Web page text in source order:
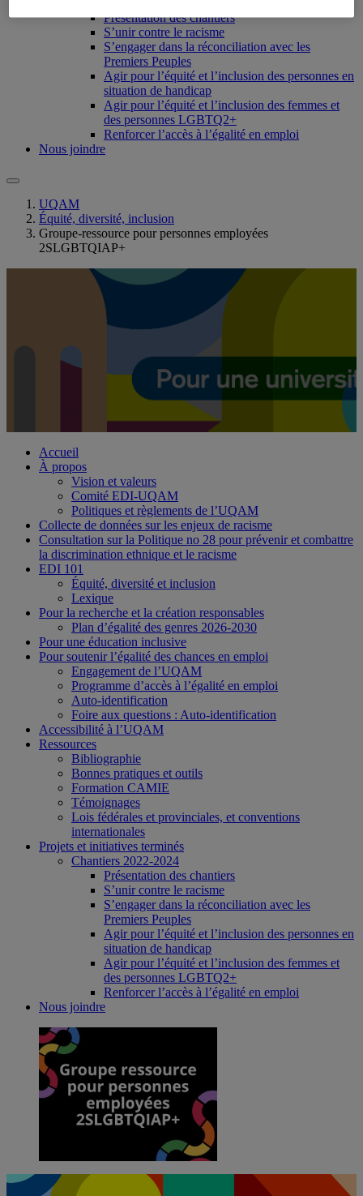
Présentation des chantiers
S’unir contre le racisme
S’engager dans la réconciliation avec les
Premiers Peuples
Agir pour l’équité et l’inclusion des personnes en
situation de handicap
Agir pour l’équité et l’inclusion des femmes et
des personnes LGBTQ2+
Renforcer l’accès à l’égalité en emploi
Nous joindre
UQAM
Équité, diversité, inclusion
Groupe-ressource pour personnes employées
2SLGBTQIAP+
Accueil
À propos
Vision et valeurs
Comité EDI-UQAM
Politiques et règlements de l’UQAM
Collecte de données sur les enjeux de racisme
Consultation sur la Politique no 28 pour prévenir et combattre
la discrimination ethnique et le racisme
EDI 101
Équité, diversité et inclusion
Lexique
Pour la recherche et la création responsables
Plan d’égalité des genres 2026-2030
Pour une éducation inclusive
Pour soutenir l’égalité des chances en emploi
Engagement de l’UQAM
Programme d’accès à l’égalité en emploi
Auto-identification
Foire aux questions : Auto-identification
Accessibilité à l’UQAM
Ressources
Bibliographie
Bonnes pratiques et outils
Formation CAMIE
Témoignages
Lois fédérales et provinciales, et conventions
internationales
Projets et initiatives terminés
Chantiers 2022-2024
Présentation des chantiers
S’unir contre le racisme
S’engager dans la réconciliation avec les
Premiers Peuples
Agir pour l’équité et l’inclusion des personnes en
situation de handicap
Agir pour l’équité et l’inclusion des femmes et
des personnes LGBTQ2+
Renforcer l’accès à l’égalité en emploi
Nous joindre